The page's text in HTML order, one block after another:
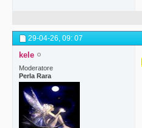
29-04-26, 09: 07
kele
Moderatore
Perla Rara